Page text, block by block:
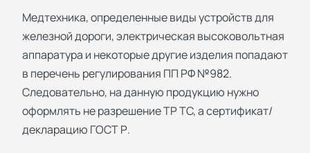
Медтехника, определенные виды устройств для
железной дороги, электрическая высоковольтная
аппаратура и некоторые другие изделия попадают
в перечень регулирования ПП РФ №982.
Следовательно, на данную продукцию нужно
оформлять не разрешение ТР ТС, а сертификат/
декларацию ГОСТ Р.